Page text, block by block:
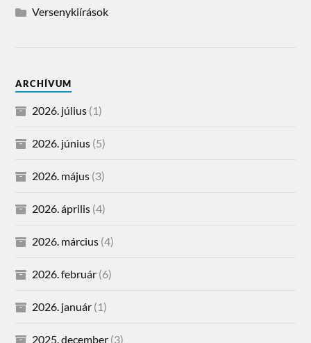
Versenykiírások
ARCHÍVUM
2026. július (1)
2026. június (5)
2026. május (3)
2026. április (4)
2026. március (4)
2026. február (6)
2026. január (1)
2025. december (3)